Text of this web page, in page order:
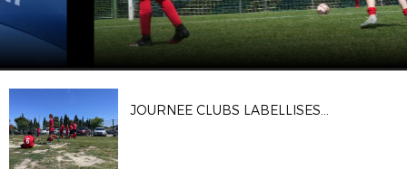
JOURNEE CLUBS LABELLISES U11 (30 avril 2022 - Barbentane)